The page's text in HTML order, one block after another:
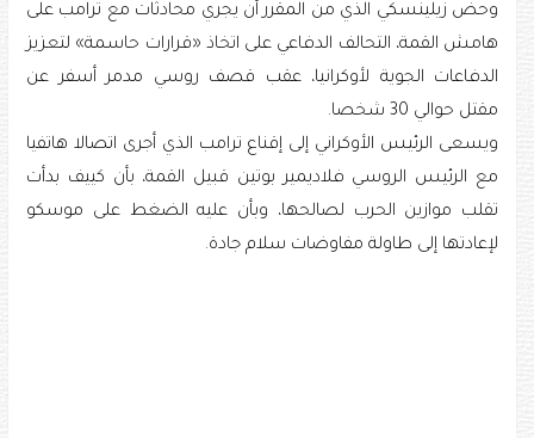
وحض زيلينسكي الذي من المقرر أن يجري محادثات مع ترامب على
هامش القمة، التحالف الدفاعي على اتخاذ «قرارات حاسمة» لتعزيز
الدفاعات الجوية لأوكرانيا، عقب قصف روسي مدمر أسفر عن
مقتل حوالي 30 شخصا.
ويسعى الرئيس الأوكراني إلى إقناع ترامب الذي أجرى اتصالا هاتفيا
مع الرئيس الروسي فلاديمير بوتين قبيل القمة، بأن كييف بدأت
تقلب موازين الحرب لصالحها، وبأن عليه الضغط على موسكو
لإعادتها إلى طاولة مفاوضات سلام جادة.